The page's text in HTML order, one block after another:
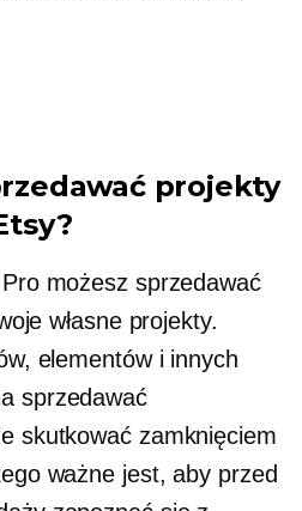
projekty
możesz sprzedawać
własne projekty.
elementów i innych
sprzedawać
skutkować zamknięciem
ważne jest, aby przed